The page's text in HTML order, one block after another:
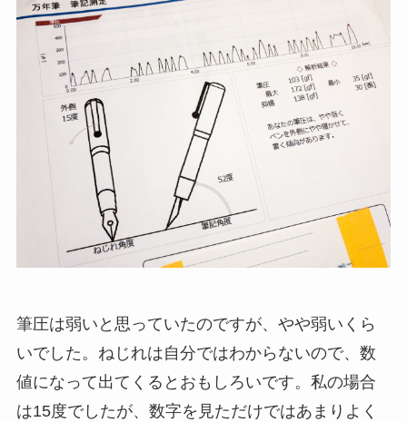
筆圧は弱いと思っていたのですが、やや弱いくら
いでした。ねじれは自分ではわからないので、数
値になって出てくるとおもしろいです。私の場合
は15度でしたが、数字を見ただけではあまりよく